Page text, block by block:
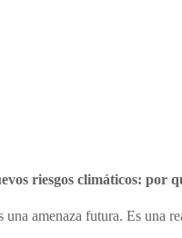
riesgos climáticos: por
amenaza futura. Es una